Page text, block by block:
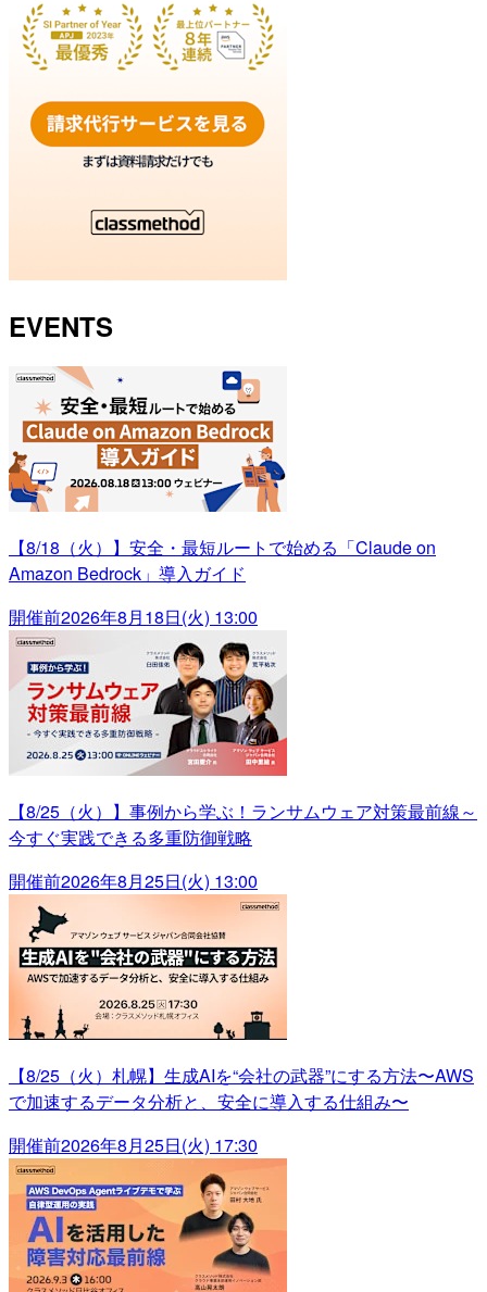
EVENTS
【8/18（火）】安全・最短ルートで始める「Claude on
Amazon Bedrock」導入ガイド
開催前2026年8月18日(火) 13:00
【8/25（火）】事例から学ぶ！ランサムウェア対策最前線～
今すぐ実践できる多重防御戦略
開催前2026年8月25日(火) 13:00
【8/25（火）札幌】生成AIを“会社の武器”にする方法〜AWS
で加速するデータ分析と、安全に導入する仕組み〜
開催前2026年8月25日(火) 17:30